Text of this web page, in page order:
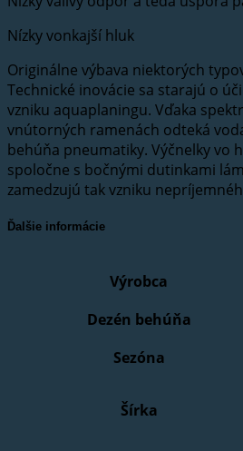
Nízky vonkajší hluk
Originálne výbava niektorých
Technické inovácie sa starajú o
vzniku aquaplaningu. Vďaka
vnútorných ramenách odteká
behúňa pneumatiky. Výčnelky vo
spoločne s bočnými dutinkami
zamedzujú tak vzniku
Ďalšie informácie
Výrobca
Dezén behúňa
Sezóna
Šírka